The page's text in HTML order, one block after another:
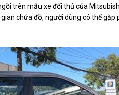
trên mẫu xe đối thủ của
chứa đồ, người dùng có thể gặp